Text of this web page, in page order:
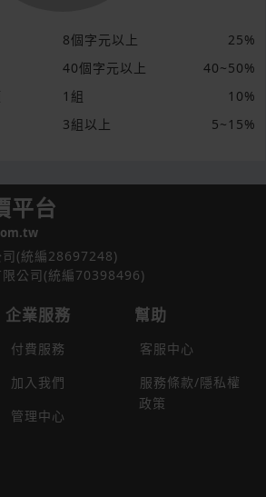
8個字元以上
25%
40個字元以上
40~50%
1組
10%
3組以上 5~15%
平台
(統編28697248)
公司(統編70398496)
企業服務
付費服務
加入我們
管理中心
幫助
客服中心
服務條款/隱私權
政策